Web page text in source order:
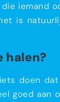
iemand
is
halen?
doen
goed